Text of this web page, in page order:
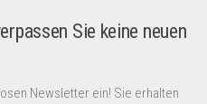
Sie keine neuen
Newsletter ein! Sie erhalten